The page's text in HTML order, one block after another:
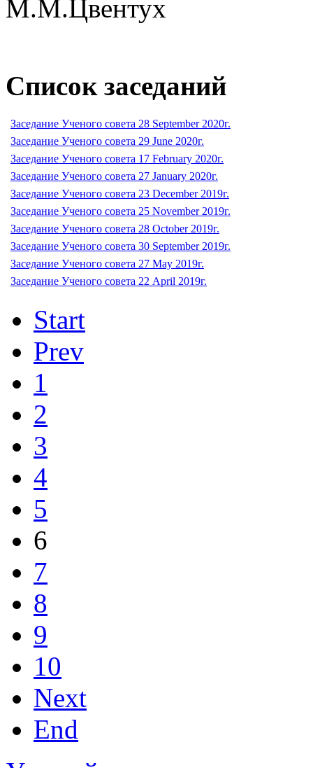
М.М.Цвентух
Список заседаний
Заседание Ученого совета 28 September 2020г.
Заседание Ученого совета 29 June 2020г.
Заседание Ученого совета 17 February 2020г.
Заседание Ученого совета 27 January 2020г.
Заседание Ученого совета 23 December 2019г.
Заседание Ученого совета 25 November 2019г.
Заседание Ученого совета 28 October 2019г.
Заседание Ученого совета 30 September 2019г.
Заседание Ученого совета 27 May 2019г.
Заседание Ученого совета 22 April 2019г.
Start
Prev
1
2
3
4
5
6
7
8
9
10
Next
End